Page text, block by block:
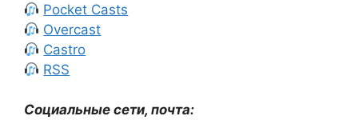
Pocket Casts
Overcast
Castro
RSS
Социальные сети, почта: